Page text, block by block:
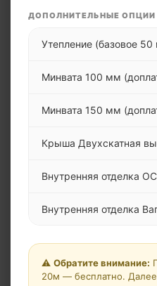
ДОПОЛНИТЕЛЬНЫЕ ОПЦИИ
Утепление (базовое
Минвата 100 мм
Минвата 150 мм
Крыша Двухскатная
Внутренняя отделка
Внутренняя отделка
Дополнительная
Дополнительная
⚠️ Обратите внимание:
20м — бесплатно.